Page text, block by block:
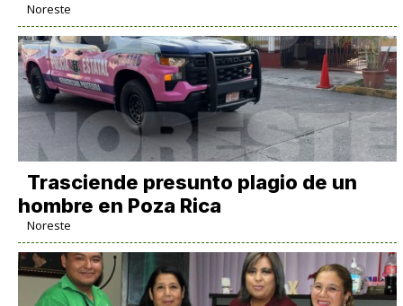
Noreste
Trasciende presunto plagio de un
hombre en Poza Rica
Noreste